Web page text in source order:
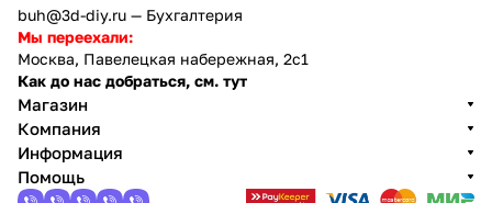
buh@3d-diy.ru — Бухгалтерия
Мы переехали:
Москва, Павелецкая набережная, 2с1
Как до нас добраться, см. тут
Магазин
Компания
Информация
Помощь